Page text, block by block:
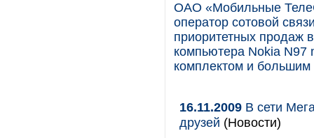
ОАО «Мобильные
оператор сотовой
приоритетных продаж
компьютера Nokia N97
комплектом и
16.11.2009 В сети
друзей (Новости)